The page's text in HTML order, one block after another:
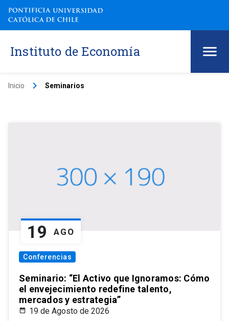
Instituto de Economía
Inicio keyboard_arrow_right Seminarios
19 AGO
Conferencias
Seminario: “El Activo que Ignoramos: Cómo
el envejecimiento redefine talento,
mercados y estrategia”
19 de Agosto de 2026